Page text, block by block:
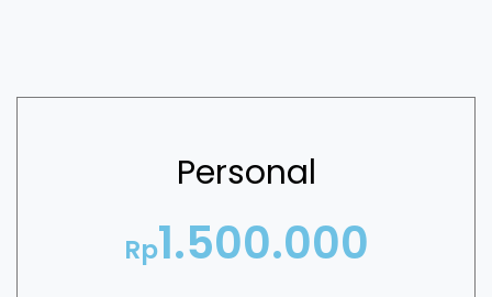
Personal
Rp1.500.000